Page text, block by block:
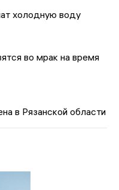
холодную воду
во мрак на время
в Рязанской области